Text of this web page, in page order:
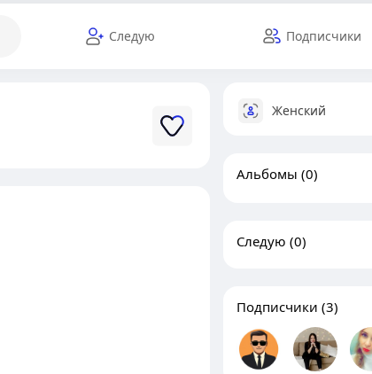
Следую Подписчики
Женский
Альбомы (0)
Следую (0)
Подписчики (3)